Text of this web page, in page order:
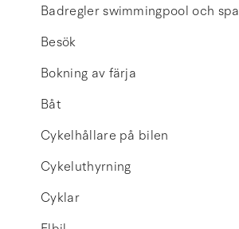
Badregler swimmingpool och spa
Besök
Bokning av färja
Båt
Cykelhållare på bilen
Cykeluthyrning
Cyklar